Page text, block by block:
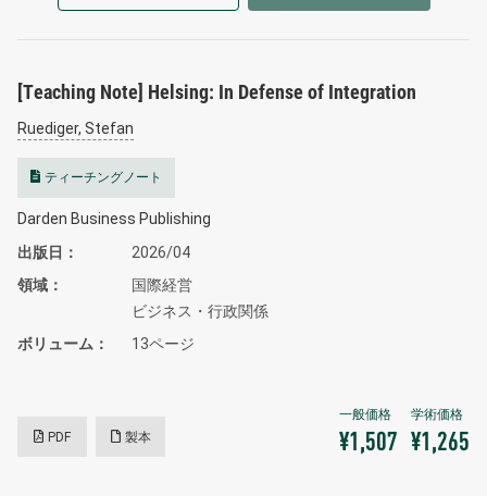
[Teaching Note] Helsing: In Defense of Integration
Ruediger, Stefan
ティーチングノート
Darden Business Publishing
出版日
2026/04
領域
国際経営
ビジネス・行政関係
ボリューム
13ページ
PDF 製本 ¥1,507 ¥1,265